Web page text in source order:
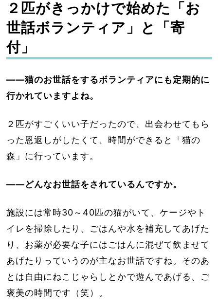
２匹がきっかけで始めた「お
世話ボランティア」と「寄
付」
――猫のお世話をするボランティアにも定期的に
行かれていますよね。
２匹がすごくいい子だったので、出会わせてもら
った恩返しがしたくて、時間ができると「猫の
森」に行っています。
――どんなお世話をされているんですか。
施設には常時30～40匹の猫がいて、ケージやト
イレを掃除したり、ごはんや水を補充してあげた
り、お薬が必要な子にはごはんに混ぜて飲ませて
あげたりっていうのが主なお世話ですね。そのあ
とは自由にねこじゃらしとかで遊んであげる、ご
褒美の時間です（笑）。